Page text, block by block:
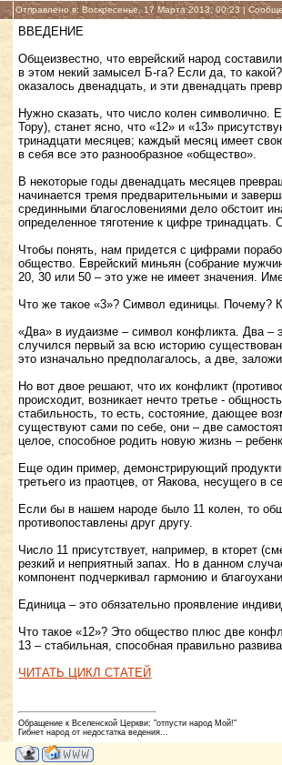
Отправлено в: Воскресенье, 17 Марта 2013, 00:23 |
ВВЕДЕНИЕ
Общеизвестно, что еврейский народ
в этом некий замысел Б-га? Если да, то
оказалось двенадцать, и эти двенадцать
Нужно сказать, что число колен символично.
Тору), станет ясно, что «12» и «13»
тринадцати месяцев; каждый месяц имеет
в себя все это разнообразное «общество».
В некоторые годы двенадцать месяцев
начинается тремя предварительными и
срединными благословениями дело обстоит
определенное тяготение к цифре тринадцать.
Чтобы понять, нам придется с цифрами
общество. Еврейский миньян (собрание
20, 30 или 50 – это уже не имеет значения.
Что же такое «3»? Символ единицы. Почему?
«Два» в иудаизме – символ конфликта. Два –
случился первый за всю историю
это изначально предполагалось, а две,
Но вот двое решают, что их конфликт
происходит, возникает нечто третье -
стабильность, то есть, состояние, дающее
существуют сами по себе, они – две
целое, способное родить новую жизнь –
Еще один пример, демонстрирующий
третьего из праотцев, от Яакова, несущего в
Если бы в нашем народе было 11 колен, то
противопоставлены друг другу.
Число 11 присутствует, например, в кторет
резкий и неприятный запах. Но в данном
компонент подчеркивал гармонию и
Единица – это обязательно проявление
Что такое «12»? Это общество плюс две
13 – стабильная, способная правильно
ЧИТАТЬ ЦИКЛ СТАТЕЙ
Обращение к Вселенской Церкви: "отпусти народ Мой!"
Гибнет народ от недостатка ведения...